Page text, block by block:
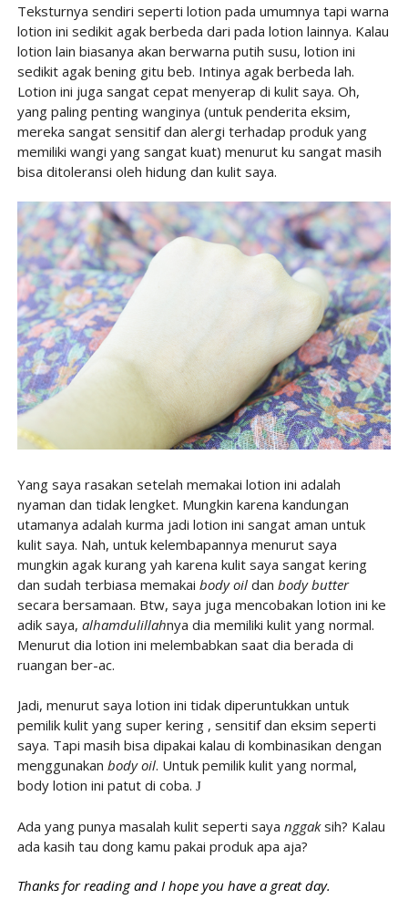
Teksturnya sendiri seperti lotion pada umumnya tapi warna
lotion ini sedikit agak berbeda dari pada lotion lainnya. Kalau
lotion lain biasanya akan berwarna putih susu, lotion ini
sedikit agak bening gitu beb. Intinya agak berbeda lah.
Lotion ini juga sangat cepat menyerap di kulit saya. Oh,
yang paling penting wanginya (untuk penderita eksim,
mereka sangat sensitif dan alergi terhadap produk yang
memiliki wangi yang sangat kuat) menurut ku sangat masih
bisa ditoleransi oleh hidung dan kulit saya.
Yang saya rasakan setelah memakai lotion ini adalah
nyaman dan tidak lengket. Mungkin karena kandungan
utamanya adalah kurma jadi lotion ini sangat aman untuk
kulit saya. Nah, untuk kelembapannya menurut saya
mungkin agak kurang yah karena kulit saya sangat kering
dan sudah terbiasa memakai body oil dan body butter
secara bersamaan. Btw, saya juga mencobakan lotion ini ke
adik saya, alhamdulillahnya dia memiliki kulit yang normal.
Menurut dia lotion ini melembabkan saat dia berada di
ruangan ber-ac.
Jadi, menurut saya lotion ini tidak diperuntukkan untuk
pemilik kulit yang super kering , sensitif dan eksim seperti
saya. Tapi masih bisa dipakai kalau di kombinasikan dengan
menggunakan body oil. Untuk pemilik kulit yang normal,
body lotion ini patut di coba. J
Ada yang punya masalah kulit seperti saya nggaksih? Kalau
ada kasih tau dong kamu pakai produk apa aja?
Thanks for reading and I hope you have a great day.